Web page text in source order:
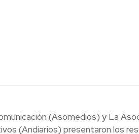
(Asomedios) y La
(Andiarios) presentaron los